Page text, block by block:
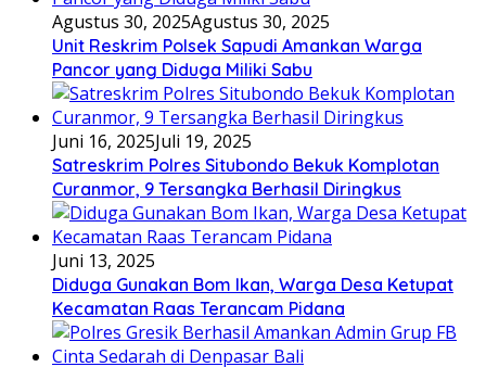
Agustus 30, 2025Agustus 30, 2025
Unit Reskrim Polsek Sapudi Amankan Warga
Pancor yang Diduga Miliki Sabu
Juni 16, 2025Juli 19, 2025
Satreskrim Polres Situbondo Bekuk Komplotan
Curanmor, 9 Tersangka Berhasil Diringkus
Juni 13, 2025
Diduga Gunakan Bom Ikan, Warga Desa Ketupat
Kecamatan Raas Terancam Pidana